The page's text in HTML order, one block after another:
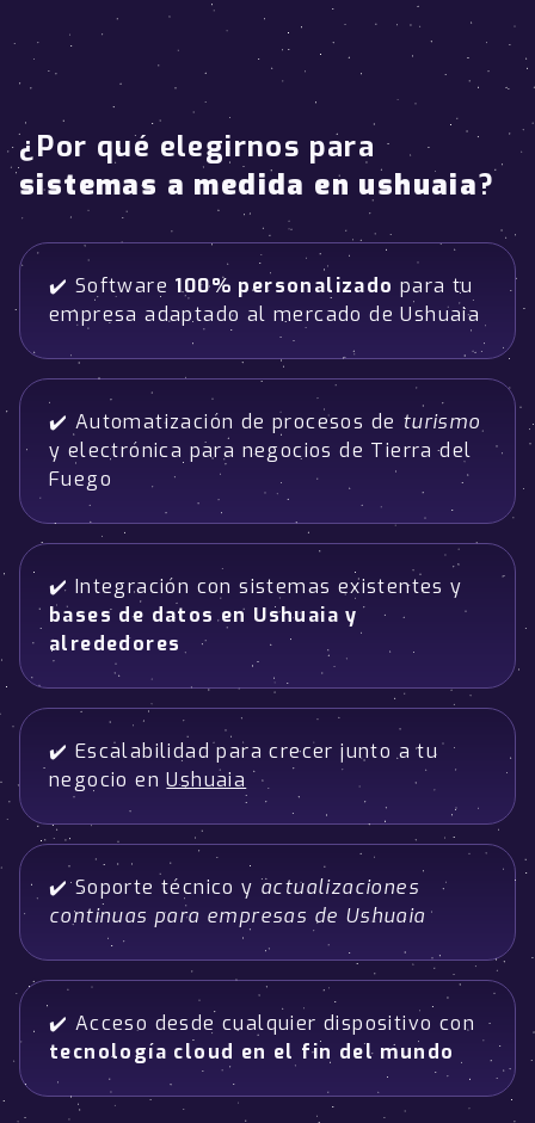
¿Por qué elegirnos para
sistemas a medida en ushuaia?
✔️ Software 100% personalizado para tu
empresa adaptado al mercado de Ushuaia
✔️ Automatización de procesos de turismo
y electrónica para negocios de Tierra del
Fuego
✔️ Integración con sistemas existentes y
bases de datos en Ushuaia y
alrededores
✔️ Escalabilidad para crecer junto a tu
negocio enUshuaia
✔️ Soporte técnico y actualizaciones
continuas para empresas de Ushuaia
✔️ Acceso desde cualquier dispositivo con
tecnología cloud en el fin del mundo